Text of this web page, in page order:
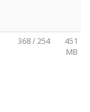
368 / 254
451
MB